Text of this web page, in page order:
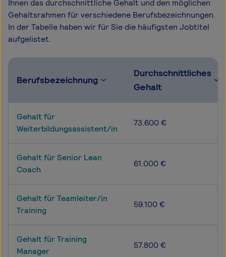
Ihnen das durchschnittliche Gehalt und den möglichen
Gehaltsrahmen für verschiedene Berufsbezeichnungen.
In der Tabelle haben wir für Sie die häufigsten Jobtitel
aufgelistet.
Berufsbezeichnung
Durchschnittliches
Gehalt
Gehalt für
Weiterbildungsassistent/in
73.600 €
Gehalt für Senior Lean
Coach
61.000 €
Gehalt für Teamleiter/in
Training
59.100 €
Gehalt für Training
Manager
57.800 €